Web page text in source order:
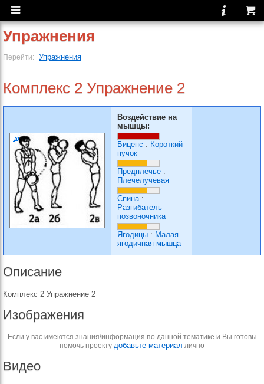
Упражнения
Перейти: Упражнения
Комплекс 2 Упражнение 2
Воздействие на
мышцы:
Бицепс : Короткий
пучок
Предплечье :
Плечелучевая
Спина:
Разгибатель
позвоночника
Ягодицы : Малая
ягодичная мышца
Описание
Комплекс 2 Упражнение 2
Изображения
Если у вас имеются знания\информация по данной тематике и Вы готовы
помочь проекту добавьте материал лично
Видео